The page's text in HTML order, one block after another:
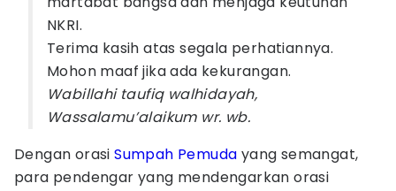
NKRI.
Terima kasih atas segala perhatiannya.
Mohon maaf jika ada kekurangan.
Wabillahi taufiq walhidayah,
Wassalamu’alaikum wr. wb.
Dengan orasiSumpah Pemuda yang semangat,
para pendengar yang mendengarkan orasi